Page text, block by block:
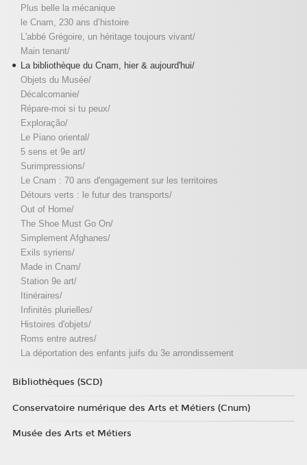
Plus belle la mécanique
le Cnam, 230 ans d’histoire
L'abbé Grégoire, un héritage toujours vivant/
Main tenant/
La bibliothèque du Cnam, hier & aujourd'hui/
Objets du Musée/
Décalcomanie/
Répare-moi si tu peux/
Exploração/
Le Piano oriental/
5 sens et 9e art/
Surimpressions/
Le Cnam : 70 ans d'engagement sur les territoires
Détours verts : le futur des transports/
Out of Home/
The Shoe Must Go On/
Simplement Afghanes/
Exils syriens/
Made in Cnam/
Station 9e art/
Itinéraires/
Infinités plurielles/
Histoires d'objets/
Roms entre autres/
La déportation des enfants juifs du 3e arrondissement
Bibliothèques (SCD)
Conservatoire numérique des Arts et Métiers (Cnum)
Musée des Arts et Métiers